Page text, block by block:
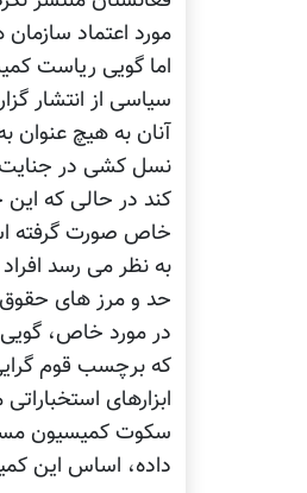
مورد اعتماد
اما گویی ریاست
سیاسی از انتشار
آنان به هیچ عنوان
نسل کشی در جنایت
کند در حالی که
خاص صورت گرفته
به نظر می رسد
حد و مرز های حقوق
در مورد خاص،
که برچسب قوم
ابزارهای
سکوت کمیسیون
داده، اساس این